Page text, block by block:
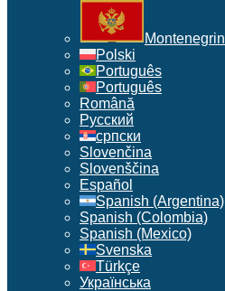
Montenegrin
Polski
Português
Português
Română
Русский
српски
Slovenčina
Slovenščina
Español
Spanish (Argentina)
Spanish (Colombia)
Spanish (Mexico)
Svenska
Türkçe
Українська